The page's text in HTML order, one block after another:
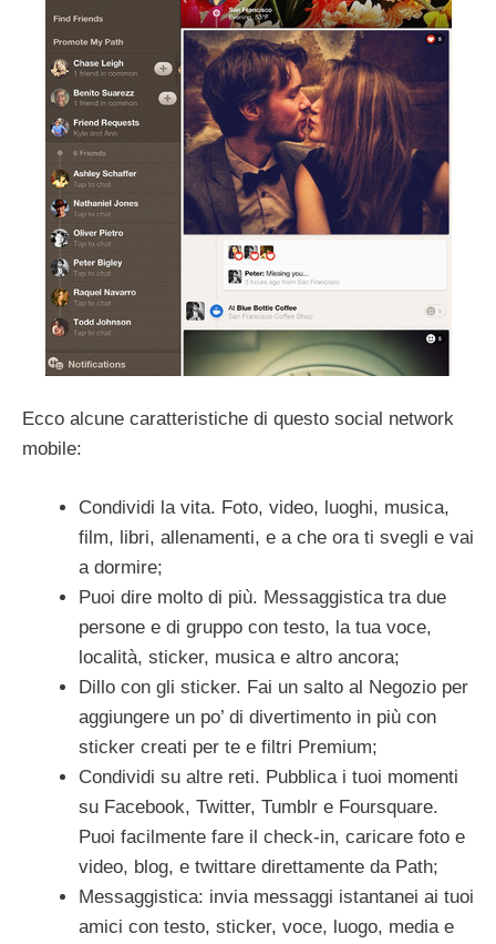
Ecco alcune caratteristiche di questo social network
mobile:
Condividi la vita. Foto, video, luoghi, musica,
film, libri, allenamenti, e a che ora ti svegli e vai
a dormire;
Puoi dire molto di più. Messaggistica tra due
persone e di gruppo con testo, la tua voce,
località, sticker, musica e altro ancora;
Dillo con gli sticker. Fai un salto al Negozio per
aggiungere un po’ di divertimento in più con
sticker creati per te e filtri Premium;
Condividi su altre reti. Pubblica i tuoi momenti
su Facebook, Twitter, Tumblr e Foursquare.
Puoi facilmente fare il check-in, caricare foto e
video, blog, e twittare direttamente da Path;
Messaggistica: invia messaggi istantanei ai tuoi
amici con testo, sticker, voce, luogo, media e